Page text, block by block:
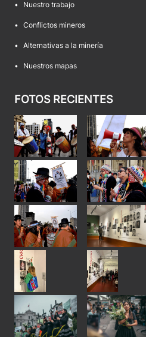
• Nuestro trabajo
• Conflictos mineros
• Alternativas a la minería
• Nuestros mapas
FOTOS RECIENTES